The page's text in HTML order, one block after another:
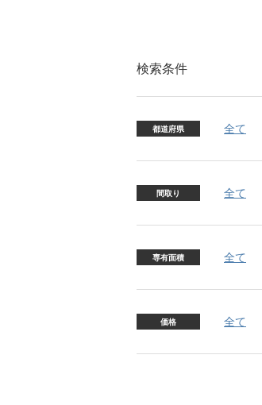
検索条件
都道府県 全て
間取り 全て
専有面積 全て
価格 全て